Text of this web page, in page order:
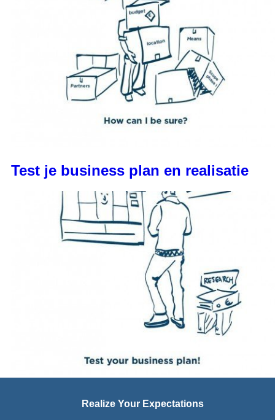
Test je business plan en realisatie
Realize Your Expectations